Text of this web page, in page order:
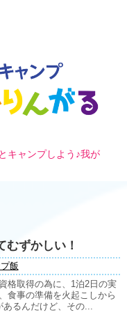
キャンプしよう♪我が
むずかしい！
飯
格取得の為に、1泊2日の実
食事の準備を火起こしから
るんだけど、その...